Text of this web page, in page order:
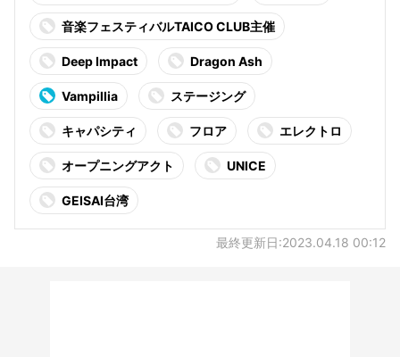
音楽フェスティバルTAICO CLUB主催
Deep Impact Dragon Ash
Vampillia ステージング
キャパシティ フロア エレクトロ
オープニングアクト UNICE
GEISAI台湾
最終更新日:2023.04.18 00:12